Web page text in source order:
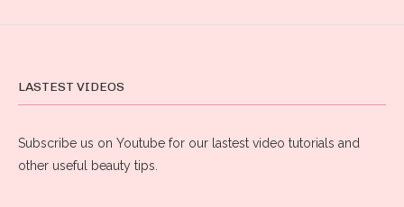
LASTEST VIDEOS
Subscribe us on Youtube for our lastest video tutorials and
other useful beauty tips.